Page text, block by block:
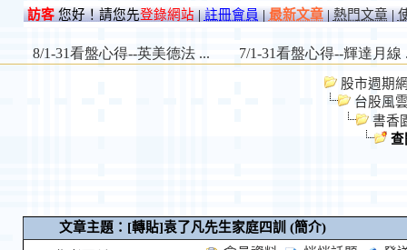
訪客您好！請您先登錄網站|註冊會員|最新文章|熱門文章|
股市週期
台股風
書香
查
文章主題：[轉貼]袁了凡先生家庭四訓 (簡介)